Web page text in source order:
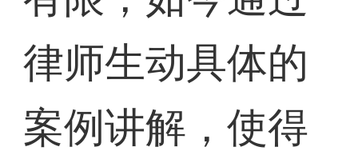
律师生动具体的
案例讲解，使得